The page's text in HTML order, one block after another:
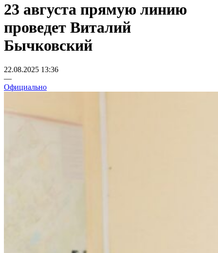
23 августа прямую линию
проведет Виталий
Бычковский
22.08.2025 13:36
—
Официально